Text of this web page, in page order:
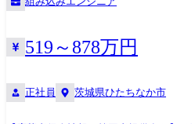
の増えているIoTでは組込/制御系のエッジ側
ジニアを必要としています。 まず経験を踏まえた業務に就いていただ
き、実績にあわせて上流や窓口業務も担っていた
ドアプリの開発を専門とする集団です。 大手メーカーや通信キャリアを
519～878万円
正社員 茨城県ひたちなか市